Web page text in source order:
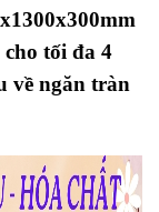
tối đa 4
về ngăn tràn